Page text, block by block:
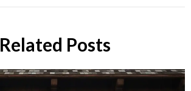
Related Posts